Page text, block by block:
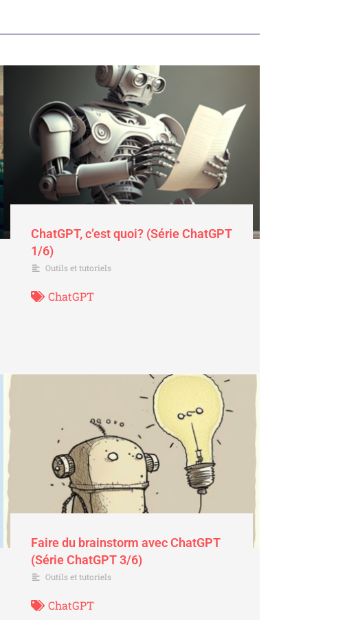
ChatGPT, c’est quoi? (Série ChatGPT
1/6)
Outils et tutoriels
ChatGPT
Faire du brainstorm avec ChatGPT
(Série ChatGPT 3/6)
Outils et tutoriels
ChatGPT